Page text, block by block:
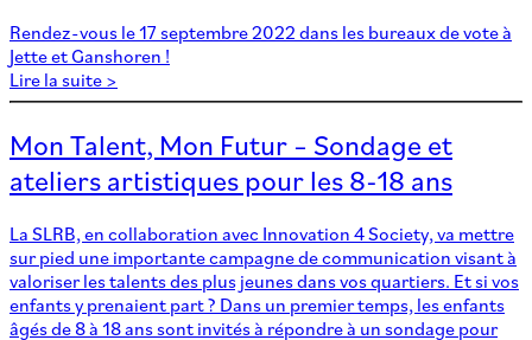
Rendez-vous le 17 septembre 2022 dans les bureaux de vote à
Jette et Ganshoren !
Lire la suite >
Mon Talent, Mon Futur – Sondage et
ateliers artistiques pour les 8-18 ans
La SLRB, en collaboration avec Innovation 4 Society, va mettre
sur pied une importante campagne de communication visant à
valoriser les talents des plus jeunes dans vos quartiers. Et si vos
enfants y prenaient part ? Dans un premier temps, les enfants
âgés de 8 à 18 ans sont invités à répondre à un sondage pour